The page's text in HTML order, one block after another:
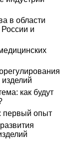
в области
и
как будут
первый опыт